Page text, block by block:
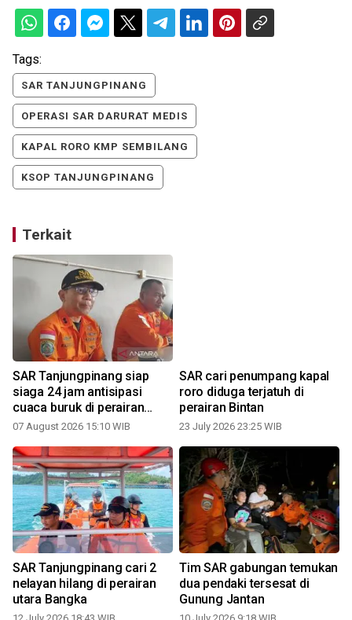
Tags:
SAR TANJUNGPINANG
OPERASI SAR DARURAT MEDIS
KAPAL RORO KMP SEMBILANG
KSOP TANJUNGPINANG
Terkait
SAR Tanjungpinang siap
siaga 24 jam antisipasi
cuaca buruk di perairan
Kepri
07 August 2026 15:10 WIB
SAR cari penumpang kapal
roro diduga terjatuh di
perairan Bintan
23 July 2026 23:25 WIB
SAR Tanjungpinang cari 2
nelayan hilang di perairan
utara Bangka
Tim SAR gabungan temukan
dua pendaki tersesat di
Gunung Jantan